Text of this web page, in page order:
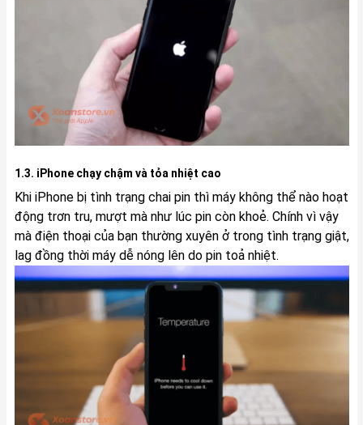
1.3. iPhone chạy chậm và tỏa nhiệt cao
Khi iPhone bị tình trạng chai pin thì máy không thể nào hoạt
động trơn tru, mượt mà như lúc pin còn khoẻ. Chính vì vậy
mà điện thoại của bạn thường xuyên ở trong tình trạng giật,
lag đồng thời máy dễ nóng lên do pin toả nhiệt.